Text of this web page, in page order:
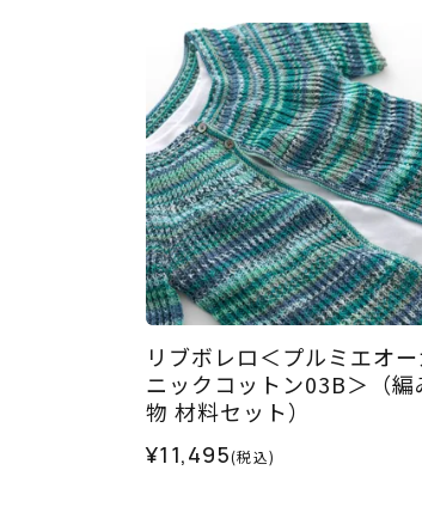
リブボレロ＜プルミエオ
ニックコットン03B＞（編
物 材料セット）
¥11,495(税込)